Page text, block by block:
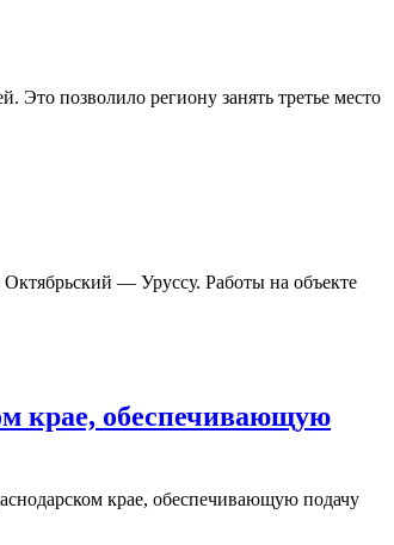
позволило региону занять третье место
Октябрьский — Уруссу. Работы на объекте
крае, обеспечивающую
крае, обеспечивающую подачу